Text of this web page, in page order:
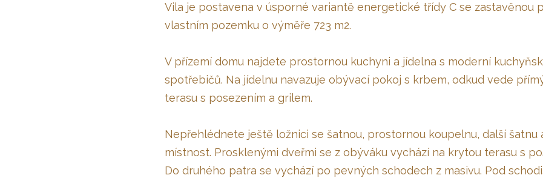
Vila je postavena v úsporné variantě energetické třídy C se zastavěnou
vlastním pozemku o výměře 723 m2.
V přízemí domu najdete prostornou kuchyni a jídelna s moderní
spotřebičů. Na jídelnu navazuje obývací pokoj s krbem, odkud vede
terasu s posezením a grilem.
Nepřehlédnete ještě ložnici se šatnou, prostornou koupelnu, další šatnu
místnost. Prosklenými dveřmi se z obýváku vychází na krytou terasu s
Do druhého patra se vychází po pevných schodech z masivu. Pod